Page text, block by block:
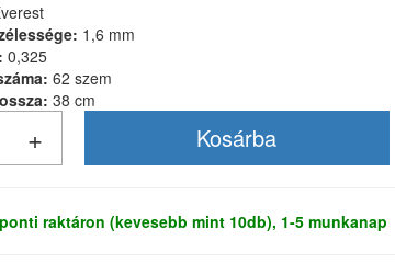
1,6 mm
0,325
62 szem
38 cm
raktáron (kevesebb mint 10db), 1-5 munkanap